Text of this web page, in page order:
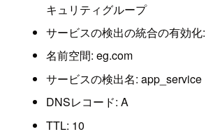
キュリティグループ
サービスの検出の統合の有効化
名前空間: eg.com
サービスの検出名: app_service
DNSレコード: A
TTL: 10